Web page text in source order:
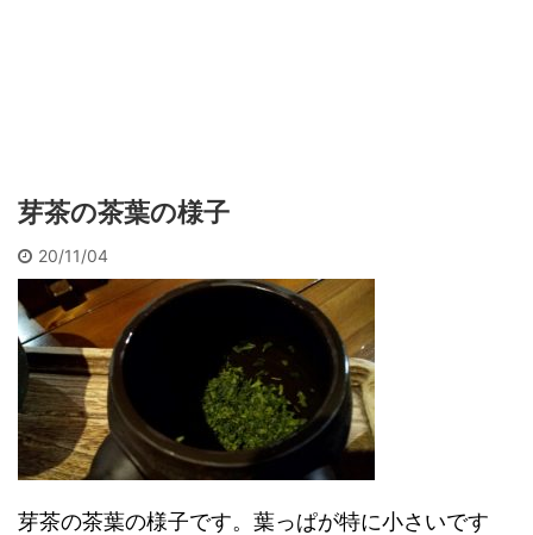
芽茶の茶葉の様子
20/11/04
芽茶の茶葉の様子です。葉っぱが特に小さいです